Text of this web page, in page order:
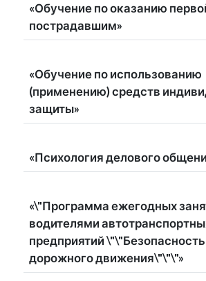
«Обучение по оказанию
пострадавшим»
«Обучение по использованию
(применению) средств
защиты»
«Психология делового
«\"Программа ежегодных
водителями
предприятий \"\"Безопасность
дорожного движения\"\"\"»